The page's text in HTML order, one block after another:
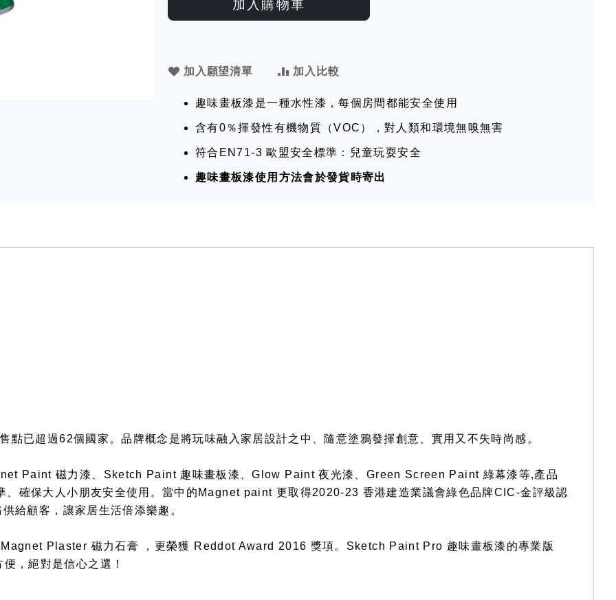
加入購物車
加入願望清單 加入比較
趣味畫板漆是一種水性漆，每個房間都能安全使用
含有0％揮發性有機物質（VOC），對人類和環境無嗅無害
符合EN71-3 歐盟安全標準：兒童玩耍安全
趣味畫板漆使用方法會於發貨時寄出
已超過62個國家。品牌概念是將玩味融入家居設計之中、隨意塗鴉發揮創意、實用又不失時尚感。
Paint 磁力漆、Sketch Paint 趣味畫板漆、Glow Paint 夜光漆、Green Screen Paint 綠幕漆等,產品
確保大人小朋友安全使用。當中的Magnet paint 更取得2020-23 香港建造業議會綠色品牌CIC-金評級認
給顧客，讓家居生活倍添樂趣。
Plaster 磁力石膏 ，更榮獲 Reddot Award 2016 獎項。Sketch Paint Pro 趣味畫板漆的專業版
，絕對是信心之選！